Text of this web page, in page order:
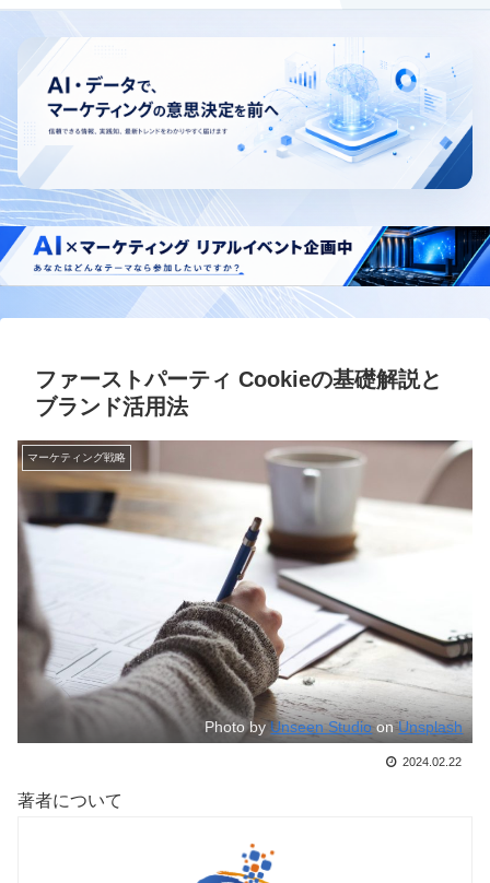
ファーストパーティ Cookieの基礎解説と
ブランド活用法
マーケティング戦略
Photo byUnseen StudioonUnsplash
2024.02.22
著者について